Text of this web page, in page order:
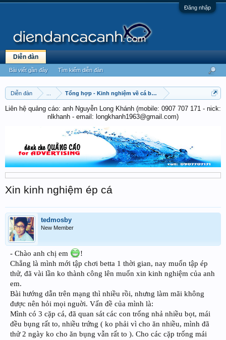
Đăng nhập
Diễn đàn Tổng hợp - Kinh nghiệm về cá betta
Liên hệ quảng cáo: anh Nguyễn Long Khánh (mobile: 0907 707 171 - nick:
nlkhanh - email: longkhanh1963@gmail.com)
Xin kinh nghiệm ép cá
tedmosby
New Member
- Chào anh chị em
!
Chẳng là mình mới tập chơi betta 1 thời gian, nay muốn tập ép
thử, đã vài lần ko thành công lên muốn xin kinh nghiệm của anh
em.
Bài hướng dẫn trên mạng thì nhiều rồi, nhưng làm mãi không
được nên hỏi mọi nguời. Vấn đề của mình là:
Mình có 3 cặp cá, đã quan sát các con trống nhả nhiều bọt, mái
đều bụng rất to, nhiều trứng ( ko phải vì cho ăn nhiều, mình đã
thử 2 ngày ko cho ăn bụng vẫn rất to ). Cho các cặp trống mái
Diễn đàn
Bài viết gần đây Tìm kiếm diễn đàn